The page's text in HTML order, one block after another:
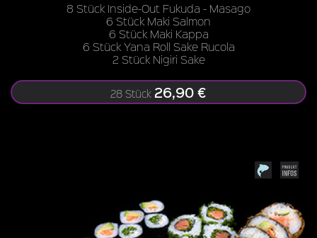
8 Stück Inside-Out Fukuda - Masago
6 Stück Maki Salmon
6 Stück Maki Kappa
6 Stück Yana Roll Sake Rucola
2 Stück Nigiri Sake
28 Stück 26,90 €